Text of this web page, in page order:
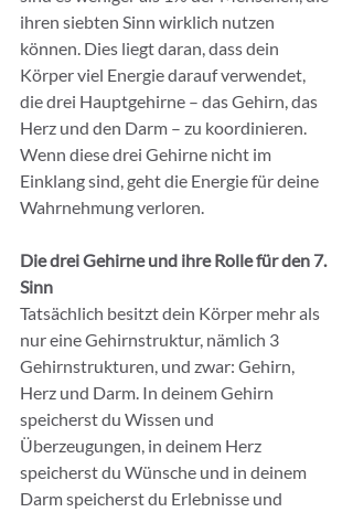
ihren siebten Sinn wirklich nutzen
können. Dies liegt daran, dass dein
Körper viel Energie darauf verwendet,
die drei Hauptgehirne – das Gehirn, das
Herz und den Darm – zu koordinieren.
Wenn diese drei Gehirne nicht im
Einklang sind, geht die Energie für deine
Wahrnehmung verloren.
Die drei Gehirne und ihre Rolle für den 7.
Sinn
Tatsächlich besitzt dein Körper mehr als
nur eine Gehirnstruktur, nämlich 3
Gehirnstrukturen, und zwar: Gehirn,
Herz und Darm. In deinem Gehirn
speicherst du Wissen und
Überzeugungen, in deinem Herz
speicherst du Wünsche und in deinem
Darm speicherst du Erlebnisse und